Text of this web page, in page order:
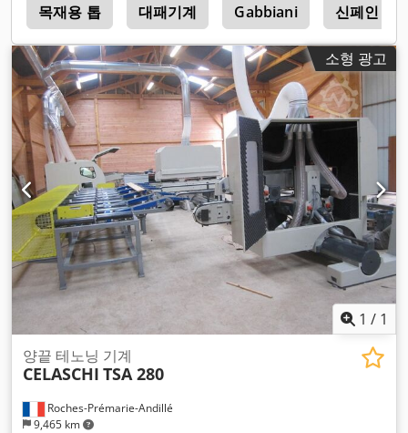
목재용 톱 대패기계 Gabbiani 신페인 밀
소형 광고
1 / 1
Roches-Prémarie-Andillé
9,465 km
양끝 테노닝 기계
CELASCHI TSA 280